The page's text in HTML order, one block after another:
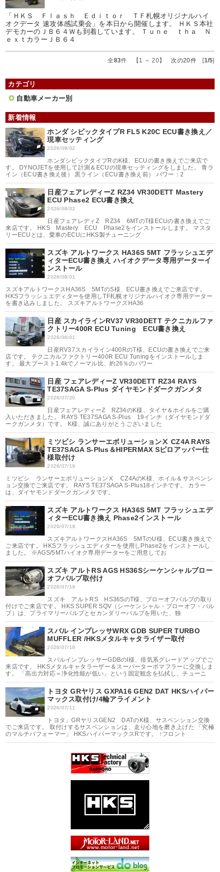
「ＨＫＳ Ｆｌａｓｈ Ｅｄｉｔｏｒ ＴＦ札幌オリジナルハイ
オクデータ 速攻体感試乗会」を本日から開催します。 ＨＫＳ本社
デモカーのＪＢ６４Ｗも到着しています。 Ｔｕｎｅ ｔｈａ Ｎ
ｅｘｔカラーＪＢ６４
全83件 【1 ～ 20】 次の20件[1/5]
カテゴリ
自動車メーカー別
新着情報
ホンダ シビックタイプR FL5 K20C ECU書き換え／
現車セッティング
2026/08/02
ホンダシビックタイプRのK様、ECUの書き換えでご来店で
す。 DYNOJETを使用して計測＆ECUの現車セッティングをしました。 青ラ
イン（ECU書き換え後） 黒ライン（ECU書き換え前） パワー：2
日産フェアレディーZ RZ34 VR30DETT Mastery
ECU Phase2 ECU書き換え
2026/08/02
日産フェアレディZ RZ34 6MTのT様ECUの書き換えでご
来店です。 HKS Mastery ECU Phase2をインストールします。 マスタ
リーECUとは、愛車のECUにHKS製チューニング
スズキ アルトワークス HA36S 5MT フラッシュエデ
ィターECU書き換え ハイオクデータ専用データーイ
ンストール
2026/08/01
スズキアルトワークスHA36S 5MTのS様、ECU書き換えでご来店です。
HKSフラッシュエディターを使用しTF札幌オリジナルハイオク専用データー
を書き込みしました。 スズキアルトワークスHA36
日産 スカイラインRV37 VR30DETT テクニカルファ
クトリー400R ECU Tuning ECU書き換え
2026/08/01
日産RV37スカイライン400RのT様、ECUの書き換えでご来
店です。 テクニカルファクトリー400R ECU Tuningをインストールしま
す。 最大ブースト1.4kでノーマル比、約26％のパワー
日産 フェアレディーZ VR30DETT RZ34 RAYS
TE37SAGA S-Plus ダイヤモンドダークガンメタ
2026/07/20
日産フェアレディーZ RZ34のK様、タイヤ＆ホイルをご購
入いただきました。 RAYS TE37SAGA S-Plus 19インチ（ダイヤモンドダ
ークガンメタ）です。 K様、誠にありがとうございました
ミツビシ ランサーエボリューションⅩ CZ4A RAYS
TE37SAGA S-Plus＆HIPERMAX Sピロアッパー仕
様取付け
2026/07/19
ミツビシ ランサーエボリューションⅩ CZ4AのK様、ホイル＆サスペンシ
ョン交換でご来店です。 RAYS TE37SAGA S-Plus18インチです。 カラー
は、ダイヤモンドダークガンメタです。
スズキ アルトワークス HA36S 5MT フラッシュエデ
ィターECU書き換え Phase2インストール
2026/07/19
スズキアルトワークスHA36S 5MTのU様、ECU書き換えで
ご来店です。 HKSフラッシュエディターを使用しPhase2をインストールし
ました。 ※AGS/5MTハイオク専用データーをご用意してお
スズキ アルトRS AGS HS36Sシーケンシャルブロー
オフバルブ取付け
2026/07/19
スズキ アルトRS HS36SのT様、ブローオフバルブの取り
付けでご来店です。 HKS SUPER SQV（シーケンシャル・ブローオフ・バル
ブ）は、プライマリーバルブとセカンダリーバルブを用いた、独
スバル インプレッサWRX GDB SUPER TURBO
MUFFLER /HKSメタルキャタライザー取付
2026/07/18
スバルインプレッサーGDBのI様、排気系グレードアップでご
来店です。 HKSメタルキャタラーザー＆スーパーターボマフラーに交換しま
す。 「高出力対応＝浄化性能が低い」という固定観念を払拭し、チューニ
トヨタ GRヤリス GXPA16 GEN2 DAT HKSハイパー
マックス取付け/4輪アライメント
2026/07/11
トヨタ」GRヤリスGEN2 DATのK様、サスペンション交換
でご来店です。 取付けするサスペンションは、走り心地を磨き上げた 「究極
のマルチパフォーマー」 HKSハイパーマックスRです。 ↑フロント